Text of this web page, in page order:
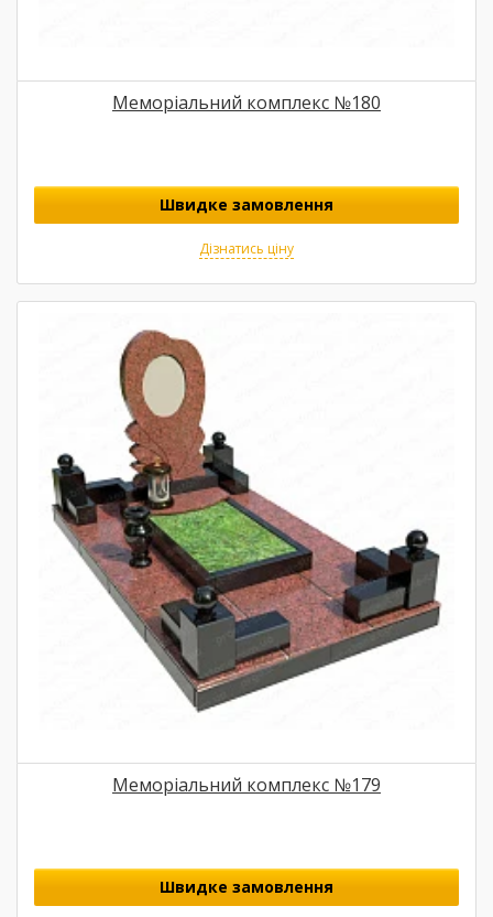
Меморіальний комплекс №180
Швидке замовлення
Дізнатись ціну
Меморіальний комплекс №179
Швидке замовлення